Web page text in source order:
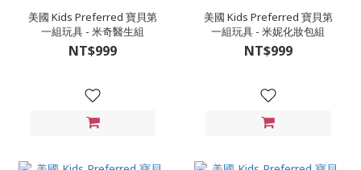
美國 Kids Preferred 寶貝第
一組玩具 - 米奇醫生組
NT$999
美國 Kids Preferred 寶貝第
一組玩具 - 米妮化妝包組
NT$999